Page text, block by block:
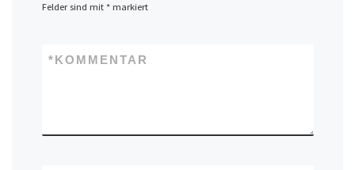
Felder sind mit *markiert
KOMMENTAR
*